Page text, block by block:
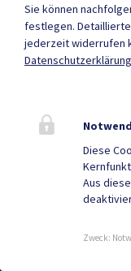
Heute , 07:30
Quicklinks
Sie können
festlegen.
jederzeit widerrufen
Datenschutzerklärung
Diese
Aus
Zweck: